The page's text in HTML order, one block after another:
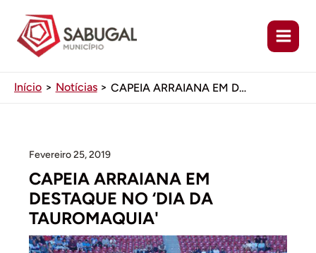
conteúdo
Início Notícias CAPEIA ARRAIANA EM DESTAQUE NO ‘DIA DA TAUROMAQUIA’
Fevereiro 25, 2019
CAPEIA ARRAIANA EM
DESTAQUE NO ‘DIA DA
TAUROMAQUIA'